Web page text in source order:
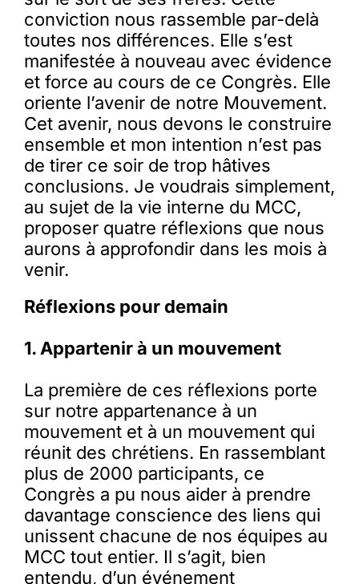
conviction nous rassemble par-delà
toutes nos différences. Elle s’est
manifestée à nouveau avec évidence
et force au cours de ce Congrès. Elle
oriente l’avenir de notre Mouvement.
Cet avenir, nous devons le construire
ensemble et mon intention n’est pas
de tirer ce soir de trop hâtives
conclusions. Je voudrais simplement,
au sujet de la vie interne du MCC,
proposer quatre réflexions que nous
aurons à approfondir dans les mois à
venir.
Réflexions pour demain
1. Appartenir à un mouvement
La première de ces réflexions porte
sur notre appartenance à un
mouvement et à un mouvement qui
réunit des chrétiens. En rassemblant
plus de 2000 participants, ce
Congrès a pu nous aider à prendre
davantage conscience des liens qui
unissent chacune de nos équipes au
MCC tout entier. Il s’agit, bien
entendu, d’un événement